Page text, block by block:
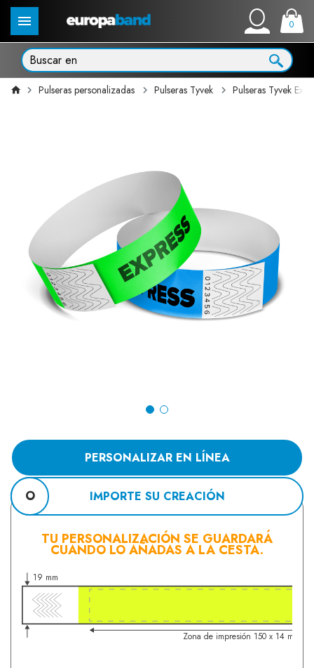
0
Pulseras personalizadas Pulseras Tyvek Pulseras Tyvek
PERSONALIZAR EN LÍNEA
O IMPORTE SU CREACIÓN
TU PERSONALIZACIÓN SE GUARDARÁ
CUANDO LO AÑADAS A LA CESTA.
Zona de impresión 150 x 14 mm
19 mm